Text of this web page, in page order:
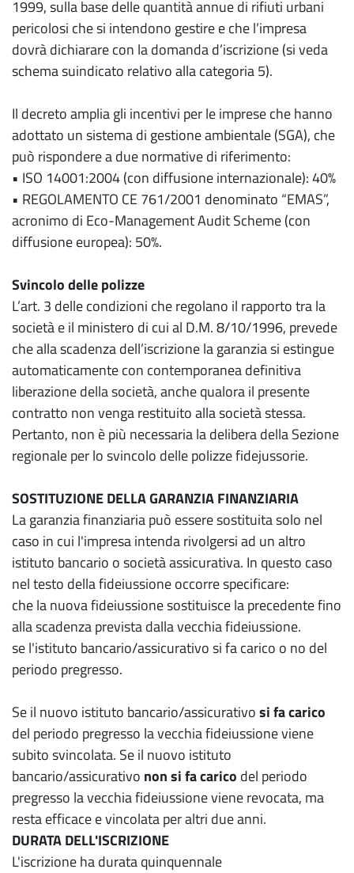
1999, sulla base delle quantità annue di rifiuti urbani
pericolosi che si intendono gestire e che l’impresa
dovrà dichiarare con la domanda d’iscrizione (si veda
schema suindicato relativo alla categoria 5).
Il decreto amplia gli incentivi per le imprese che hanno
adottato un sistema di gestione ambientale (SGA), che
può rispondere a due normative di riferimento:
• ISO 14001:2004 (con diffusione internazionale): 40%
• REGOLAMENTO CE 761/2001 denominato “EMAS”,
acronimo di Eco-Management Audit Scheme (con
diffusione europea): 50%.
Svincolo delle polizze
L’art. 3 delle condizioni che regolano il rapporto tra la
società e il ministero di cui al D.M. 8/10/1996, prevede
che alla scadenza dell’iscrizione la garanzia si estingue
automaticamente con contemporanea definitiva
liberazione della società, anche qualora il presente
contratto non venga restituito alla società stessa.
Pertanto, non è più necessaria la delibera della Sezione
regionale per lo svincolo delle polizze fidejussorie.
SOSTITUZIONE DELLA GARANZIA FINANZIARIA
La garanzia finanziaria può essere sostituita solo nel
caso in cui l'impresa intenda rivolgersi ad un altro
istituto bancario o società assicurativa. In questo caso
nel testo della fideiussione occorre specificare:
che la nuova fideiussione sostituisce la precedente fino
alla scadenza prevista dalla vecchia fideiussione.
se l'istituto bancario/assicurativo si fa carico o no del
periodo pregresso.
Se il nuovo istituto bancario/assicurativosi fa carico
del periodo pregresso la vecchia fideiussione viene
subito svincolata. Se il nuovo istituto
bancario/assicurativo non si fa carico del periodo
pregresso la vecchia fideiussione viene revocata, ma
resta efficace e vincolata per altri due anni.
DURATA DELL'ISCRIZIONE
L'iscrizione ha durata quinquennale